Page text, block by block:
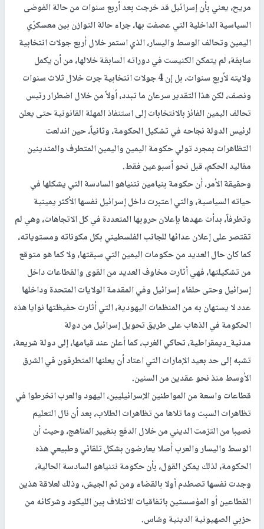
مريح، يعني بأن إسرائيل قد خرجت بعد أربع سنوات من حالة الفوضى
السياسية الداخلية التي عصفت بها، جراء حالة التوازن بين معسكرَي
اليمين وتحالف الوسط واليسار، الذي استمر خلال أربع جولات انتخابية
سابقة، لم يتمكن الكنيست في دوراته السابقة خلالها، من أن يكمل
ولايته لأربع سنوات، بل إن 4 جولات انتخابية جرت خلال ثلاث سنوات
ونصف، لكن هذا التقدير سرعان ما تبدد، أولاً من خلال اضطرار رئيس
تحالف اليمين الفائز بالانتخابات إلى استنفاذ المهلة القانونية حتى يعلن
لرئيس الدولة نجاحه في تشكيل الحكومة، وثانياً، حين اندلعت
التظاهرات بمجرد تولي حكومة اليمين واليمين المتطرف والمتدينين
مقاليد الحكم، قبل نحو أسبوعين فقط.
وحقيقة الأمر، أن حكومة بنيامين نتنياهو السادسة التي يشكلها في
حياته السياسية، والتي اعتبرت داخل إسرائيل نفسها الأكثر يمينية
وتطرفاً، بدأت عهدها بإعلان حروبها المتعددة في كل الاتجاهات، وهي لم
تقتصر على إعلان عدائها للجانب الفلسطيني بكل مكوناته ومستوياته،
كما كان حال العديد من حكومات اليمين التي سبقتها، ولا كما هو متوقع
من تشكيلتها، فهي أثارت مخاوف العديد من القوى والقطاعات داخل
إسرائيل وحتى حلفاء إسرائيل وفي المقدمة الولايات المتحدة وداخلها
عدد لا يستهان به من المنظمات اليهودية، التي أثارت حفيظتها نوايا هذه
الحكومة في الذهاب على طريق تحويل إسرائيل من دولة
مدنية_ديمقراطية، تحاكي الغرب، كما أعلن عند قيامها، إلى دولة شريعة،
تشبه إلى حد بعيد الإمارات التي اعتاد أن يعلنها المتطرفون في الشرق
الأوسط منذ نحو عقدين من السنين.
قطاعات واسعة من المواطنين الإسرائيليين، اليهود والعرب انخرطوا في
تظاهرات السبت وما تلاها من تظاهرات الطلاب، بعد أن نال التعليم
نصيبا من التزمت الديني من خلال الدفع بتغيير المناهج، وحيث أن
الوسط واليسار والعرب أصلا يعارضون بشكل تلقائي وطبيعي هذه
الحكومة، لذلك يمكن القول، بأن حكومة نتنياهو السادسة الحالية،
وجدت نفسها تصطدم أولا بالقضاء ومن ثم الجيش، وذلك لعلاقة هذين
القطاعين أو المؤسستين باتفاقيات الائتلاف بين الليكود وشركائه من
حزبي الصهيونية الدينية وشاس.